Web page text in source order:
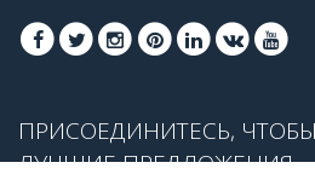
ПРИСОЕДИНИТЕСЬ,
ЛУЧШИЕ ПРЕДЛОЖЕНИЯ